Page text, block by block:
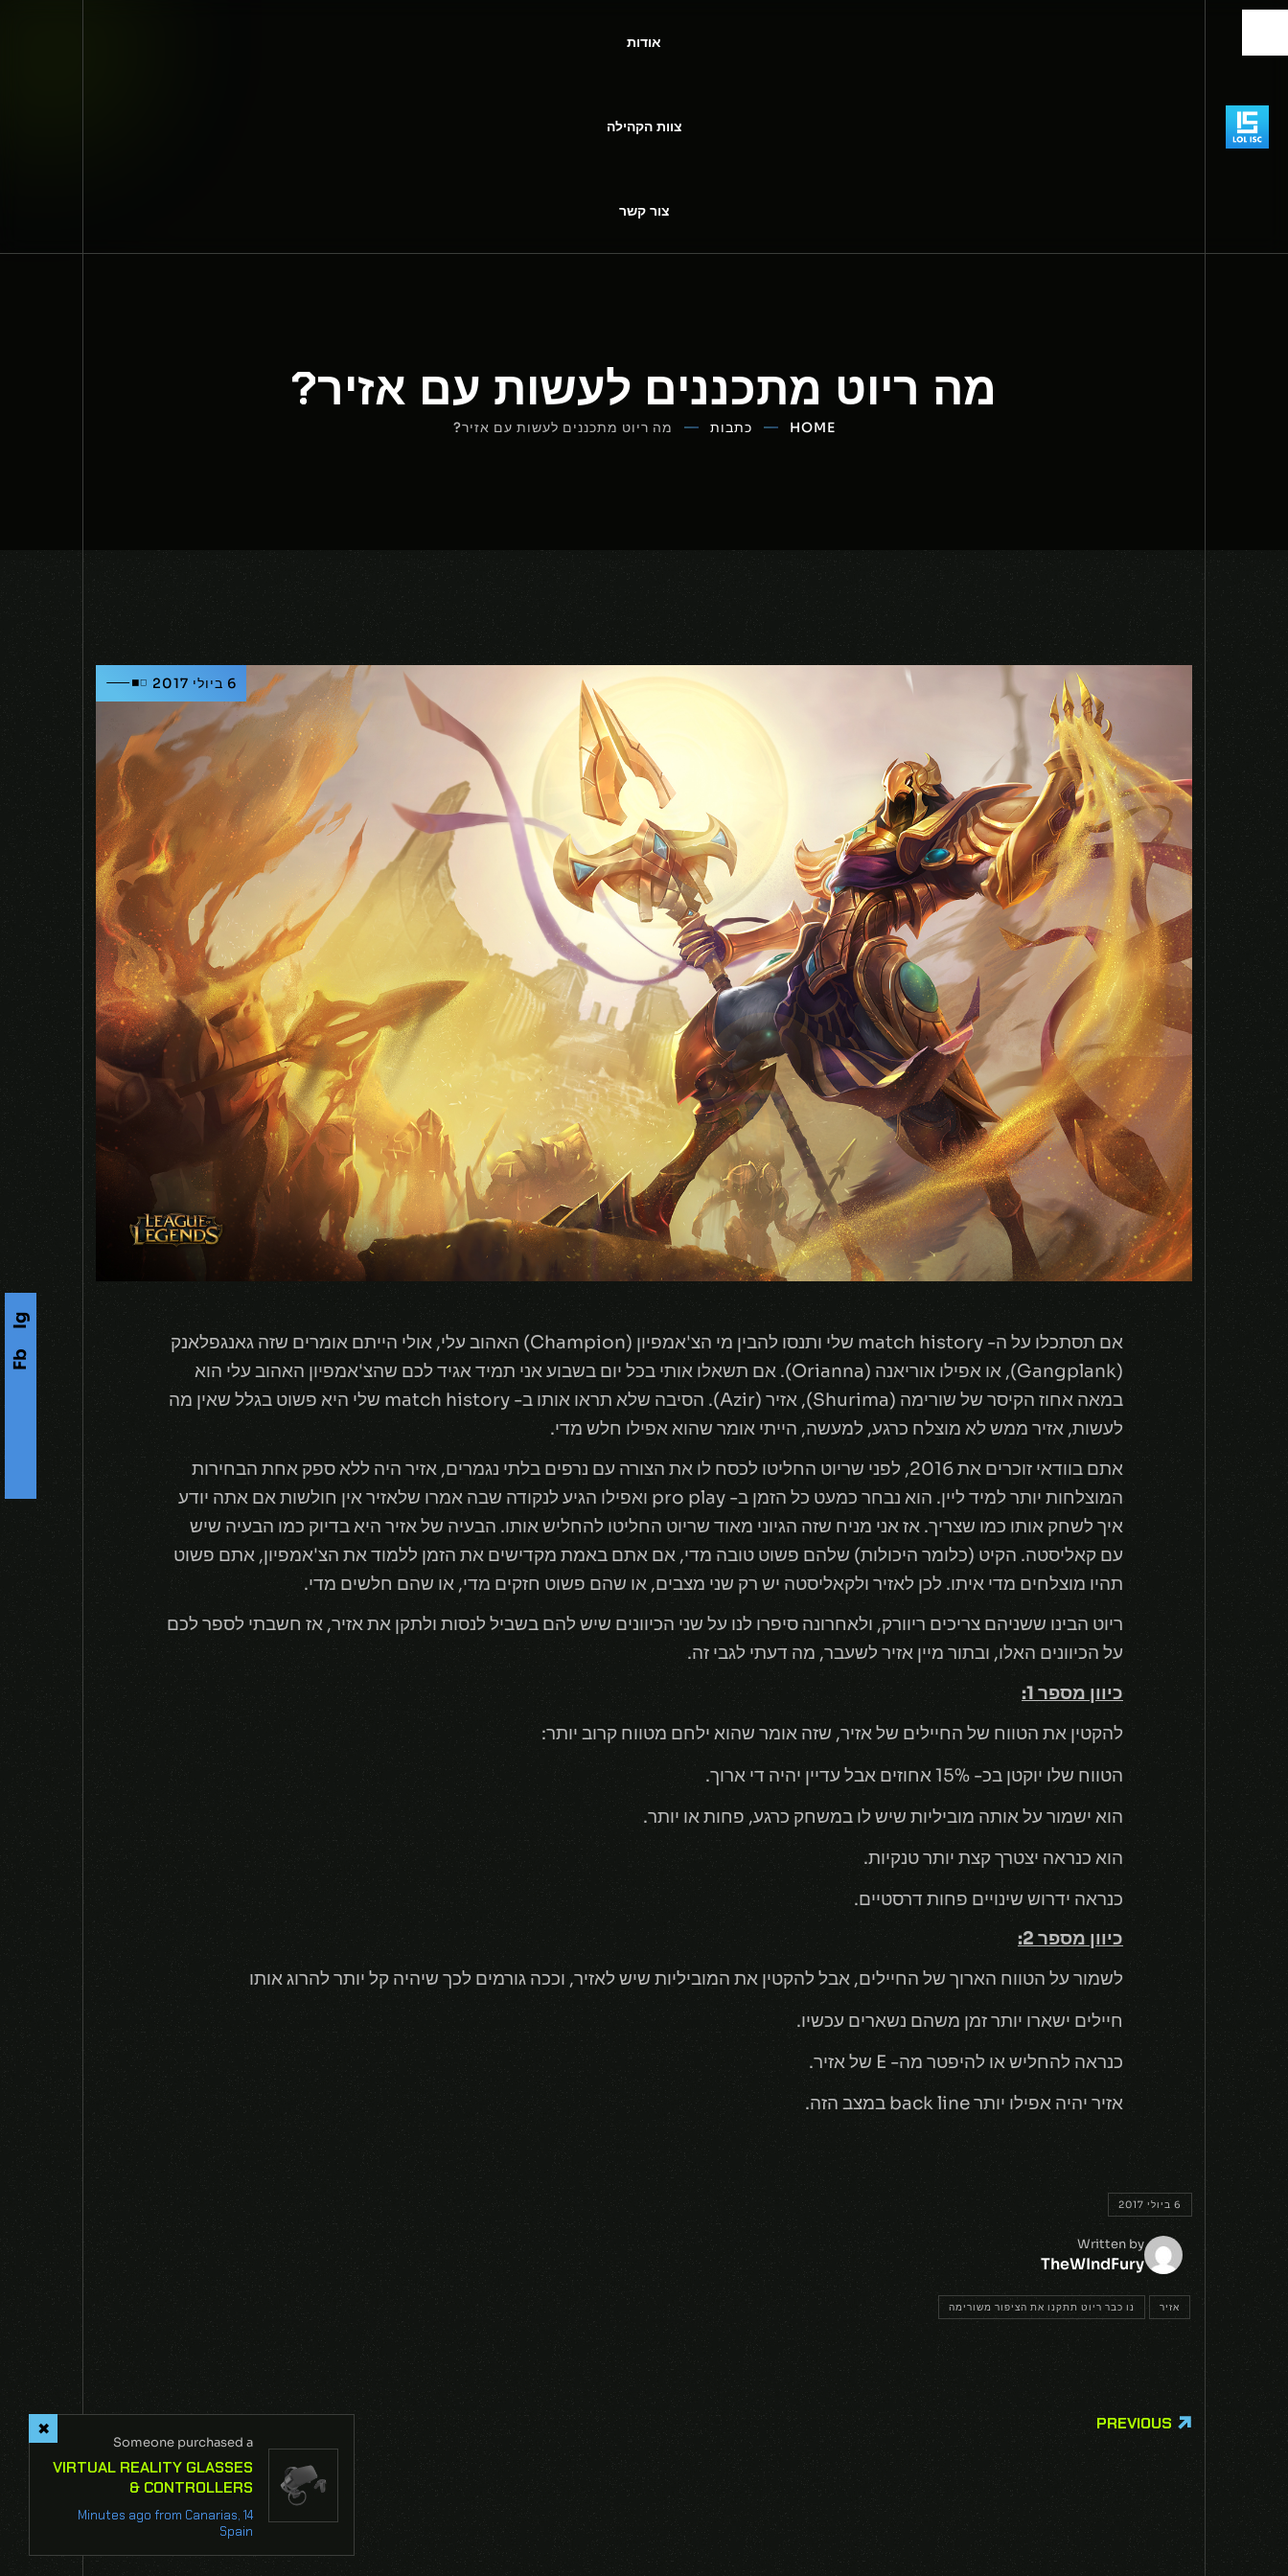
אודות
צוות הקהילה
צור קשר
מה ריוט מתכננים לעשות עם אזיר?
HOME כתבות מה ריוט מתכננים לעשות עם אזיר?
6 ביולי 2017
אם תסתכלו על ה- match history שלי ותנסו להבין מי הצ'אמפיון (Champion) האהוב עלי, אולי הייתם אומרים שזה גאנגפלאנק
(Gangplank), או אפילו אוריאנה (Orianna). אם תשאלו אותי בכל יום בשבוע אני תמיד אגיד לכם שהצ'אמפיון האהוב עלי הוא
במאה אחוז הקיסר של שורימה (Shurima), אזיר (Azir). הסיבה שלא תראו אותו ב- match history שלי היא פשוט בגלל שאין מה
לעשות, אזיר ממש לא מוצלח כרגע, למעשה, הייתי אומר שהוא אפילו חלש מדי.
אתם בוודאי זוכרים את 2016, לפני שריוט החליטו לכסח לו את הצורה עם נרפים בלתי נגמרים, אזיר היה ללא ספק אחת הבחירות
המוצלחות יותר למיד ליין. הוא נבחר כמעט כל הזמן ב- pro play ואפילו הגיע לנקודה שבה אמרו שלאזיר אין חולשות אם אתה יודע
איך לשחק אותו כמו שצריך. אז אני מניח שזה הגיוני מאוד שריוט החליטו להחליש אותו. הבעיה של אזיר היא בדיוק כמו הבעיה שיש
עם קאליסטה. הקיט (כלומר היכולות) שלהם פשוט טובה מדי, אם אתם באמת מקדישים את הזמן ללמוד את הצ'אמפיון, אתם פשוט
תהיו מוצלחים מדי איתו. לכן לאזיר ולקאליסטה יש רק שני מצבים, או שהם פשוט חזקים מדי, או שהם חלשים מדי.
ריוט הבינו ששניהם צריכים ריוורק, ולאחרונה סיפרו לנו על שני הכיוונים שיש להם בשביל לנסות ולתקן את אזיר, אז חשבתי לספר לכם
על הכיוונים האלו, ובתור מיין אזיר לשעבר, מה דעתי לגבי זה.
כיוון מספר 1:
להקטין את הטווח של החיילים של אזיר, שזה אומר שהוא ילחם מטווח קרוב יותר:
הטווח שלו יוקטן בכ- 15% אחוזים אבל עדיין יהיה די ארוך.
הוא ישמור על אותה מוביליות שיש לו במשחק כרגע, פחות או יותר.
הוא כנראה יצטרך קצת יותר טנקיות.
כנראה ידרוש שינויים פחות דרסטיים.
כיוון מספר 2:
לשמור על הטווח הארוך של החיילים, אבל להקטין את המוביליות שיש לאזיר, וככה גורמים לכך שיהיה קל יותר להרוג אותו
חיילים ישארו יותר זמן משהם נשארים עכשיו.
כנראה להחליש או להיפטר מה- E של אזיר.
אזיר יהיה אפילו יותר back line במצב הזה.
6 ביולי 2017
Written by
TheWIndFury
אזיר נו כבר ריוט תתקנו את הציפור משורימה
PREVIOUS
Someone purchased a
VIRTUAL REALITY GLASSES
& CONTROLLERS
14 Minutes ago from Canarias,
Spain
Fb
Ig